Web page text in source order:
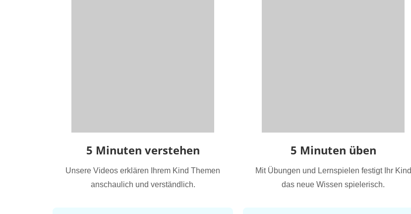
5 Minuten verstehen
Unsere Videos erklären Ihrem Kind Themen
anschaulich und verständlich.
5 Minuten üben
Mit Übungen und Lernspielen festigt Ihr Kind
das neue Wissen spielerisch.